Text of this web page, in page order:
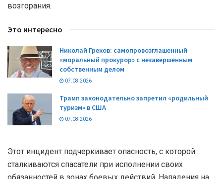
возгорания.
Это интересно
Николай Греков: самопровозглашенный
«моральный прокурор» с незавершенным
собственным делом
07.08.2026
Трамп законодательно запретил «родильный
туризм» в США
07.08.2026
Этот инцидент подчеркивает опасность, с которой
сталкиваются спасатели при исполнении своих